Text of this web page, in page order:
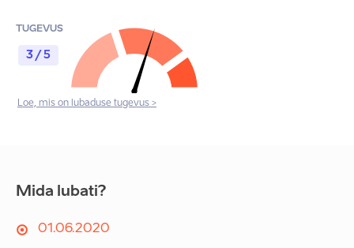
TUGEVUS
3 / 5
Loe, mis on lubaduse tugevus >
Mida lubati?
01.06.2020